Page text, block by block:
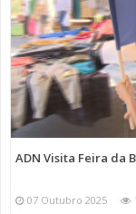
ADN Visita Feira da
07 Outubro 2025